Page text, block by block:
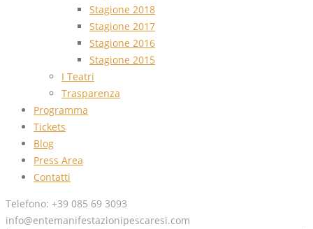
Stagione 2018
Stagione 2017
Stagione 2016
Stagione 2015
I Teatri
Trasparenza
Programma
Tickets
Blog
Press Area
Contatti
Telefono: +39 085 69 3093
info@entemanifestazionipescaresi.com